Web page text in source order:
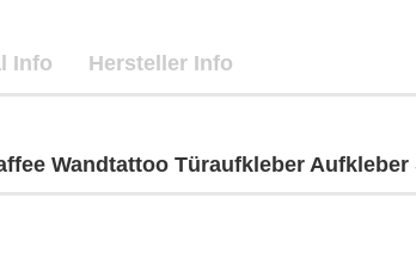
Info Hersteller Info
Wandtattoo Türaufkleber Aufkleber